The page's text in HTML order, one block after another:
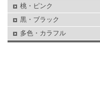
桃・ピンク
黒・ブラック
多色・カラフル